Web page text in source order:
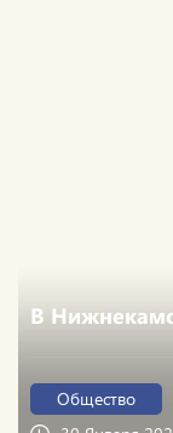
В
Общество